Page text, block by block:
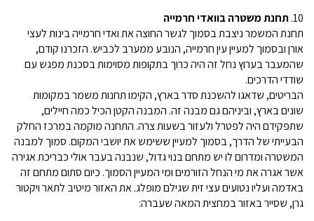
10. תחנת משטרה בוואדי חרמייה
תחנת המשמר ניצבת בסמוך לגשר החוצה את ואדי חרמייה בינות לעצי
אורן ובסמוך למעיין עין חרמייה, הנובע ממערב לכביש. הזכרנו קודם,
שהמעבר בערוץ נחל זה היה כרוך בתקופות מסוימות בסכנת מפגש עם
שודדי הדרכים.
הבריטים, שדאגו להשכנת סדר בארץ, הקימו תחנות משמר במקומות
שונים בארץ, וביניהם גם מבנה זה. המבנה הקטן הכיל כמה חיילים,
שתפקידם היה לפטרל ולעזור בשעות צרה. התחנה מוקמה במרכז החלק
הבעייתי של הדרך, בסמוך למעיין ששימש את יושבי המקום. סמוך למבנה
המשטרה ומדרום לו יש מתחם בנוי גדול, שנבנה בעבר אולי כבריכת אגירה
אשר אגרה את מי הנחל הזורמים ומי המעיין הסמוך. כיום סתום מתחם זה
באדמה ועליו נטועים עצי זית שגילם מופלג. את האזור מיטיב לתאר ויקטור
גרן, שסייר באזור במחצית המאה שעברה: